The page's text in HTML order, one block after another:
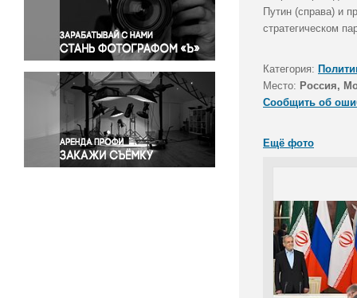
Правосудие
Происшествия и конфликты
Религия
Светская жизнь
Спорт
Экология
Экономика и бизнес
Путин (справа) и
стратегическом
Категория:
Место: Россия,
Сообщить об
Ещё фото